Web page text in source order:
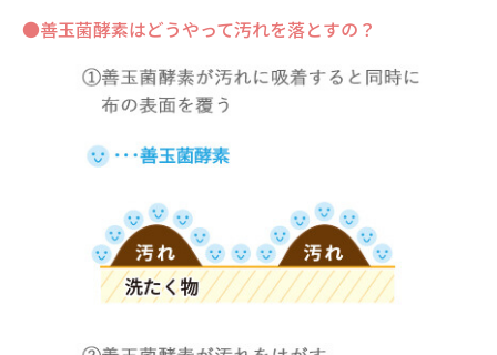
●善玉菌酵素はどうやって汚れを落とすの？